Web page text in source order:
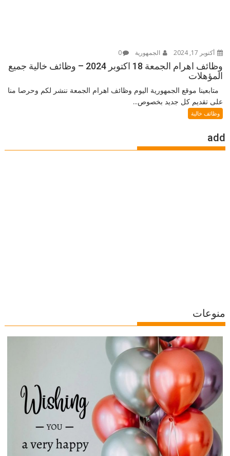
أكتوبر 17, 2024 الجمهورية 0
وظائف اهرام الجمعة 18 اكتوبر 2024 – وظائف خالية جميع
المؤهلات
متابعينا موقع الجمهورية اليوم وظائف اهرام الجمعة ننشر لكم وحرصا منا
على تقديم كل جديد بخصوص...
وظائف خالية
add
منوعات